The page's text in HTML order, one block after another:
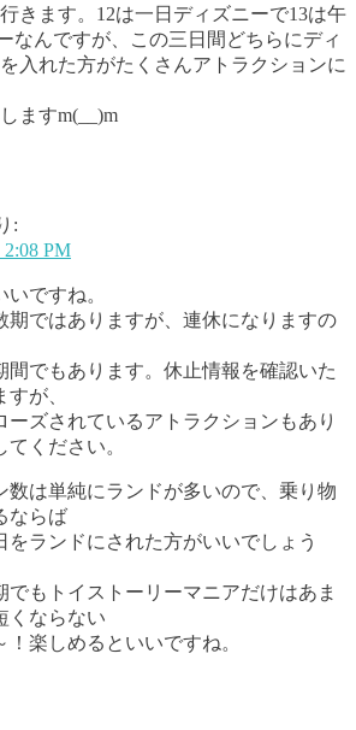
きます。12は一日ディズニーで13は午
なんですが、この三日間どちらにディ
入れた方がたくさんアトラクションに
ますm(__)m
:
PM
ですね。
期ではありますが、連休になりますの
間でもあります。休止情報を確認いた
が、
ーズされているアトラクションもあり
てください。
数は単純にランドが多いので、乗り物
ならば
をランドにされた方がいいでしょう
でもトイストーリーマニアだけはあま
くならない
楽しめるといいですね。